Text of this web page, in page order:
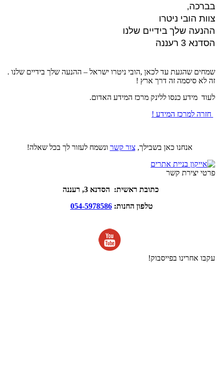
בברכה,
צוות הובי ניטרו
ההנעה שלך בידיים שלנו
הסדנא 3 רעננה
שמחים שהגעת עד לכאן ,הובי ניטרו ישראל – ההנעה שלך בידיים שלנו .
זה לא סיסמה זה דרך ארץ !
לעוד מידע כנסו ללינק מרכז המידע האדום.
חזרה למרכז המידע !
אנחנו כאן בשבילך,צור קשר ונשמח לעזור לך בכל שאלה!
פרטי יצירת קשר
כתובת ראשית: הסדנא 3, רעננה
טלפון החנות:054-5978586
עקבו אחרינו בפייסבוק!